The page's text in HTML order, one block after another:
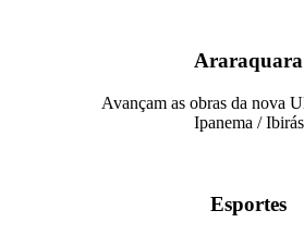
Araraquara
Avançam as obras da nova
Ipanema / Ibirás
Esportes